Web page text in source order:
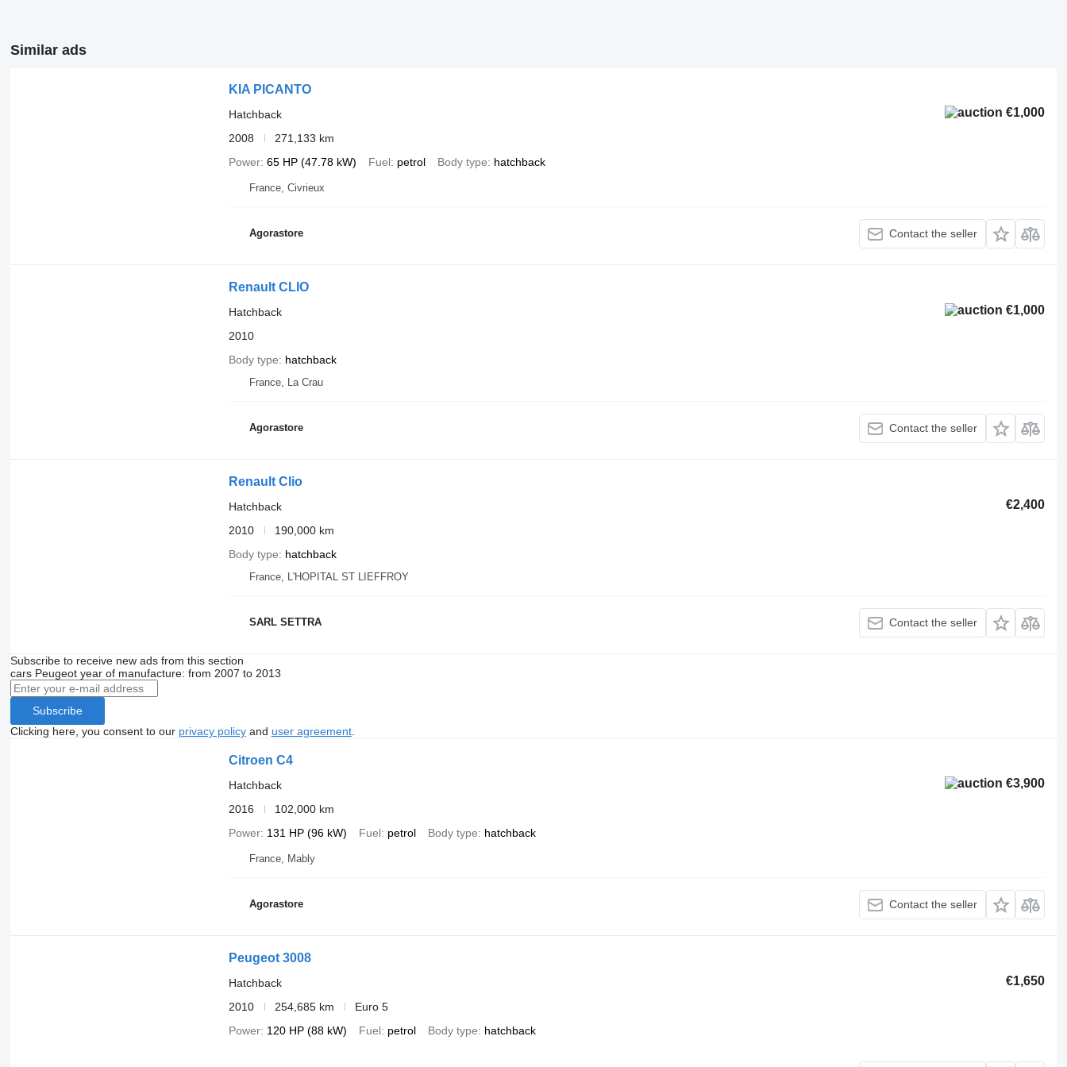
Similar ads
KIA PICANTO
€1,000
Hatchback
2008
271,133 km
Power 65 HP (47.78 kW) Fuel petrol Body type hatchback
France, Civrieux
Agorastore Contact the seller
Renault CLIO
€1,000
Hatchback
2010
Body type
hatchback
France, La Crau
Agorastore Contact the seller
Renault Clio
€2,400
Hatchback
2010
190,000 km
Body type
hatchback
France, L'HOPITAL ST LIEFFROY
SARL SETTRA Contact the seller
Subscribe to receive new ads from this section
cars Peugeot year of manufacture: from 2007 to 2013
Subscribe
Clicking here, you consent to our privacy policyand user agreement.
Citroen C4
€3,900
Hatchback
2016
102,000 km
Power 131 HP (96 kW) Fuel petrol Body type hatchback
France, Mably
Agorastore Contact the seller
Peugeot 3008
€1,650
Hatchback
2010
254,685 km
Euro 5
Power 120 HP (88 kW) Fuel petrol Body type hatchback